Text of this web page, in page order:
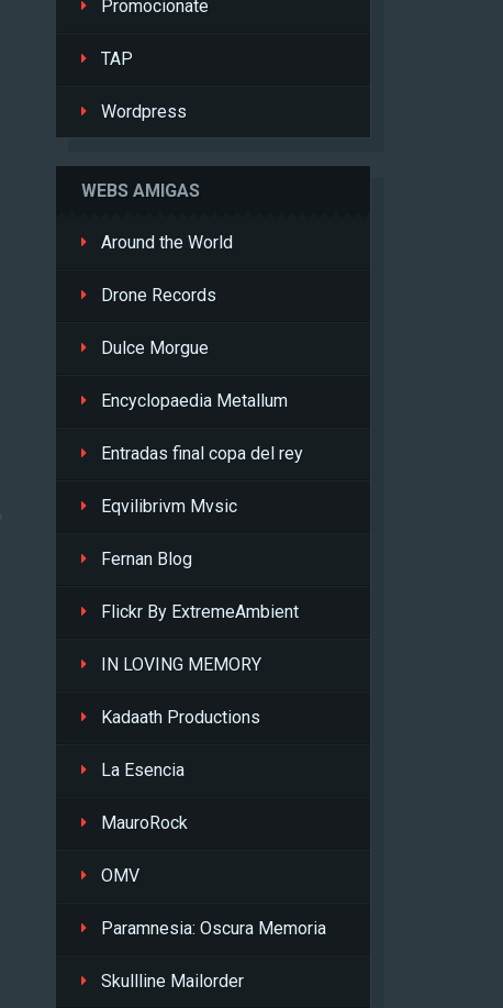
Promocionate
TAP
Wordpress
WEBS AMIGAS
Around the World
Drone Records
Dulce Morgue
Encyclopaedia Metallum
Entradas final copa del rey
Eqvilibrivm Mvsic
Fernan Blog
Flickr By ExtremeAmbient
IN LOVING MEMORY
Kadaath Productions
La Esencia
MauroRock
OMV
Paramnesia: Oscura Memoria
Skullline Mailorder